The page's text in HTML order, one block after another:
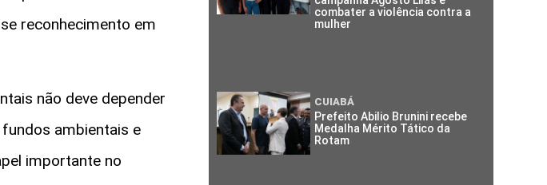
reconhecimento em
não deve depender
ambientais e
importante no
combater a violência contra a
mulher
CUIABÁ
Prefeito Abilio Brunini recebe
Medalha Mérito Tático da
Rotam